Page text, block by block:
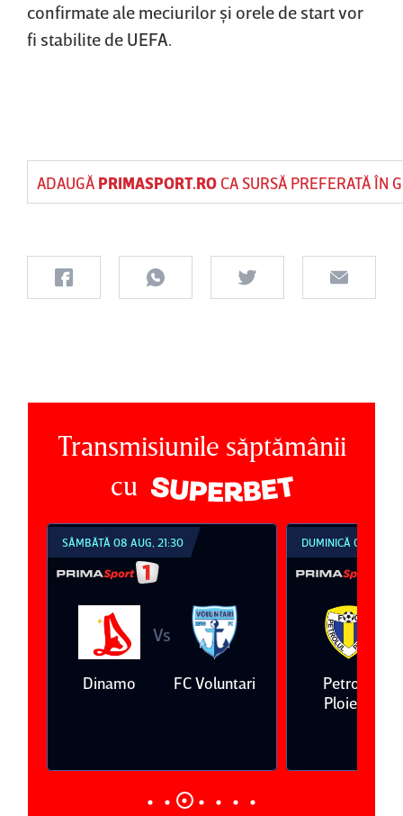
confirmate ale meciurilor şi orele de start vor
fi stabilite de UEFA.
ADAUGĂ PRIMASPORT.ROCA SURSĂ PREFERATĂ ÎN
Transmisiunile săptămânii
cu
SÂMBĂTĂ 08 AUG, 21:30
Dinamo
Vs
FC Voluntari
DUMINICĂ 09 AUG,
Petrolul
Ploieşti